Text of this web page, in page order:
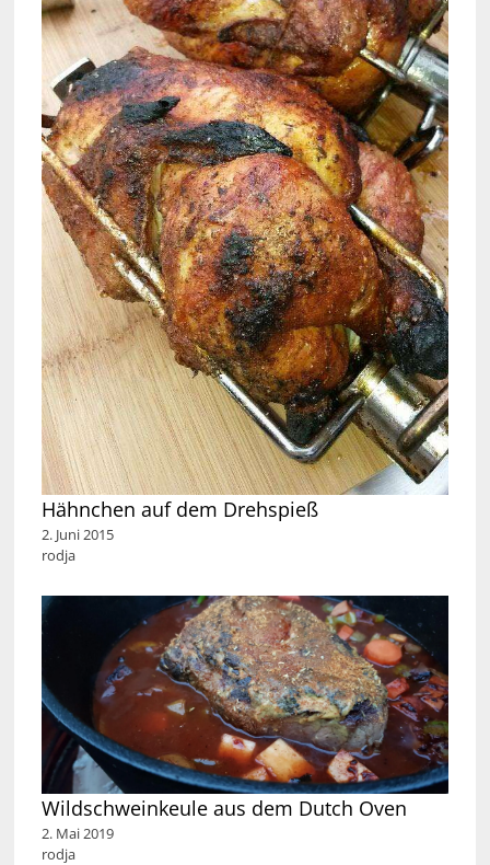
Hähnchen auf dem Drehspieß
2. Juni 2015
rodja
Wildschweinkeule aus dem Dutch Oven
2. Mai 2019
rodja